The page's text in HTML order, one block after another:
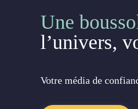
Une
l’univers,
Votre média de